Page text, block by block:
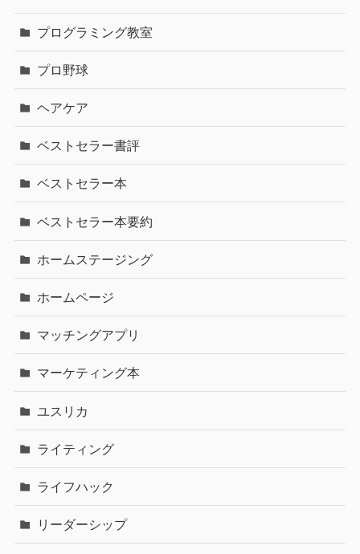
プログラミング教室
プロ野球
ヘアケア
ベストセラー書評
ベストセラー本
ベストセラー本要約
ホームステージング
ホームページ
マッチングアプリ
マーケティング本
ユスリカ
ライティング
ライフハック
リーダーシップ